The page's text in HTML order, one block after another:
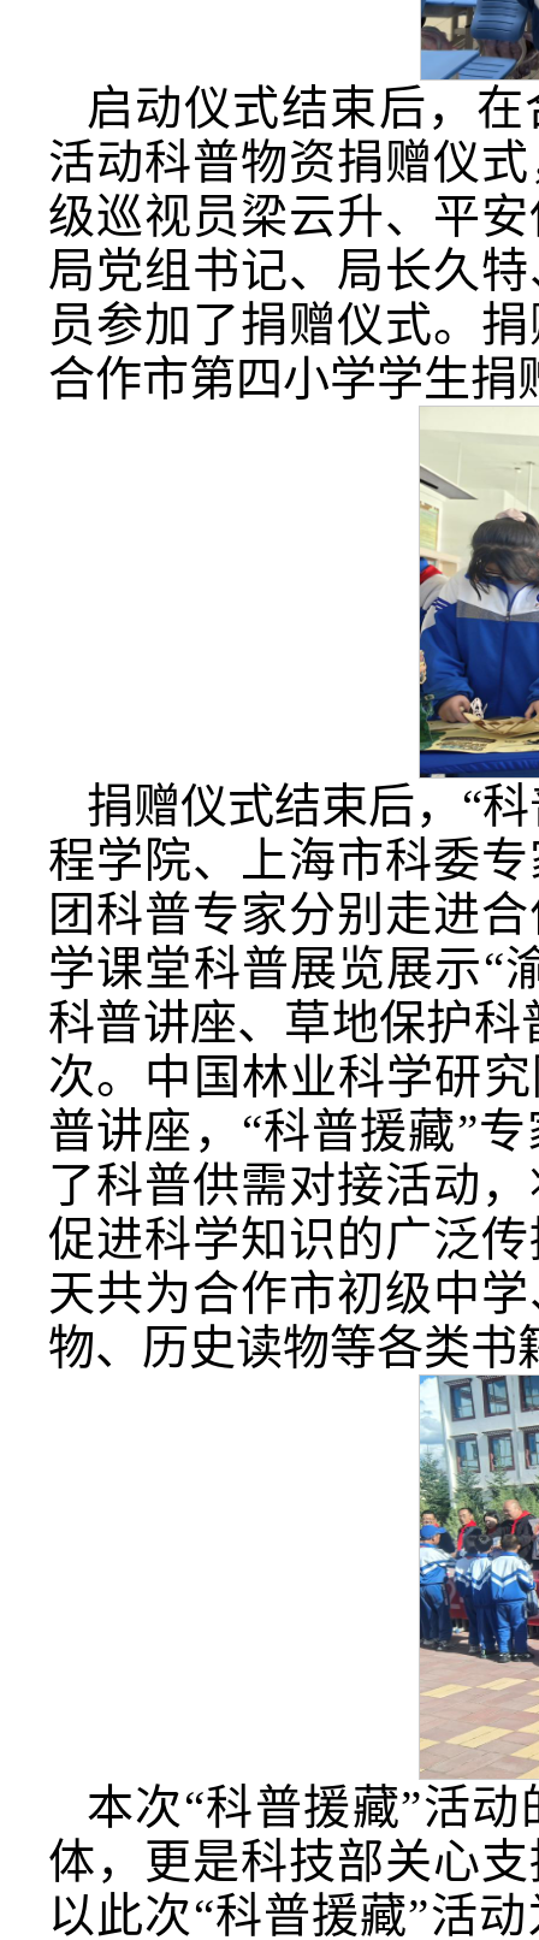
启动仪式结束后，
活动科普物资捐赠仪
级巡视员梁云升、平
局党组书记、局长久
员参加了捐赠仪式。
合作市第四小学学生捐
捐赠仪式结束后，“
程学院、上海市科委
团科普专家分别走进
学课堂科普展览展示“
科普讲座、草地保护
次。中国林业科学研
普讲座，“科普援藏”
了科普供需对接活动
促进科学知识的广泛
天共为合作市初级中
物、历史读物等各类书
本次“科普援藏”活
体，更是科技部关心
以此次“科普援藏”活